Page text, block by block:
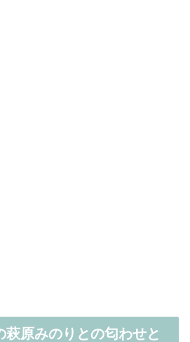
萩原みのりとの匂わせと